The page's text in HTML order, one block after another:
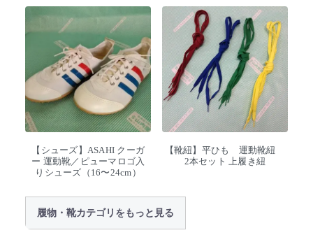
【シューズ】ASAHI クーガ
ー 運動靴／ピューマロゴ入
りシューズ（16〜24cm）
【靴紐】平ひも 運動靴紐
2本セット 上履き紐
履物・靴カテゴリをもっと見る